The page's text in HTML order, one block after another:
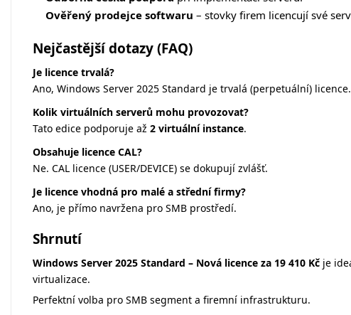
Ověřený prodejce softwaru – stovky firem licencují své
Nejčastější dotazy (FAQ)
Je licence trvalá?
Ano, Windows Server 2025 Standard je trvalá (perpetuální) licence.
Kolik virtuálních serverů mohu provozovat?
Tato edice podporuje až 2 virtuální instance.
Obsahuje licence CAL?
Ne. CAL licence (USER/DEVICE) se dokupují zvlášť.
Je licence vhodná pro malé a střední firmy?
Ano, je přímo navržena pro SMB prostředí.
Shrnutí
Windows Server 2025 Standard – Nová licence za 19 410 Kč je
virtualizace.
Perfektní volba pro SMB segment a firemní infrastrukturu.